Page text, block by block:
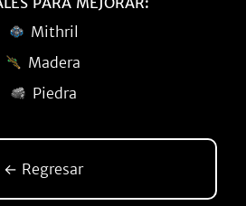
Mithril
Madera
Piedra
← Regresar